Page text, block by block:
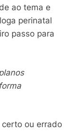
ao tema e
perinatal
passo para
ou errado